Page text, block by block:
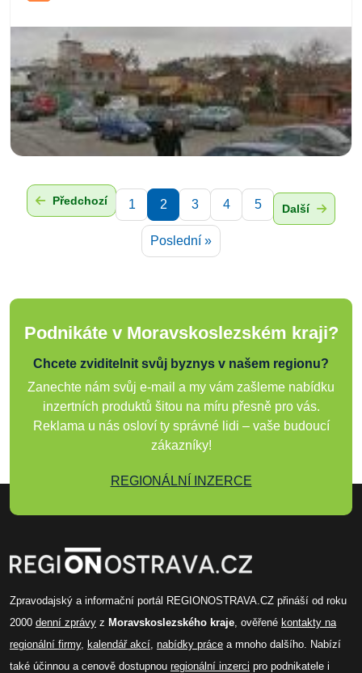
Předchozí 1 2 3 4 5 Další
Poslední »
Podnikáte v Moravskoslezském kraji?
Chcete zviditelnit svůj byznys v našem regionu?
Zanechte nám svůj e-mail a my vám zašleme nabídku
inzertních produktů šitou na míru přesně pro vás.
Reklama u nás osloví ty správné lidi – vaše budoucí
zákazníky!
REGIONÁLNÍ INZERCE
Zpravodajský a informační portál REGIONOSTRAVA.CZ přináší od roku
2000 denní zprávy z Moravskoslezského kraje , ověřené kontakty na
regionální firmy, kalendář akcí nabídky práce a mnoho dalšího. Nabízí
také účinnou a cenově dostupnou regionální inzerci pro podnikatele i